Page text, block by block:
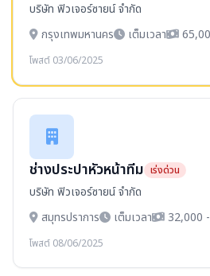
บริษัท ฟิวเจอร์ซายน์ จำกัด
กรุงเทพมหานคร
เต็มเวลา
โพสต์ 03/06/2025
ช่างประปาหัวหน้าทีม เร่งด่วน
บริษัท ฟิวเจอร์ซายน์ จำกัด
สมุทรปราการ
เต็มเวลา 32,000
โพสต์ 08/06/2025